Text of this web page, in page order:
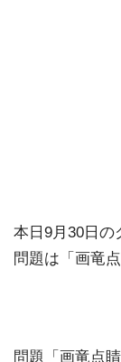
本日9月30日の
問題は「画竜
問題「画竜点